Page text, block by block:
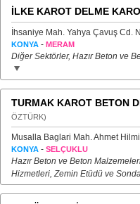
İLKE KAROT DELME
İhsaniye Mah. Yahya Çavuş Cd.
KONYA - MERAM
Diğer Sektörler, Hazır Beton ve
TURMAK KAROT BETON
ÖZTÜRK)
Musalla Baglari Mah. Ahmet
KONYA - SELÇUKLU
Hazır Beton ve Beton
Hizmetleri, Zemin Etüdü ve